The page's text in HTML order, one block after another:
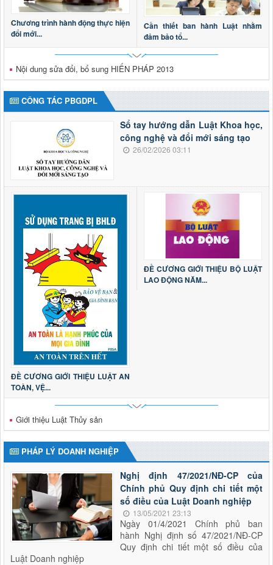
Chương trình hành động thực hiện
đổi mới...
Cần thiết ban hành Luật nhằm
đảm bảo tổ...
Nội dung sửa đổi, bổ sung HIẾN PHÁP 2013
CÔNG TÁC PBGDPL
Sổ tay hướng dẫn Luật Khoa học,
công nghệ và đổi mới sáng tạo
26/02/2026 03:11
ĐỀ CƯƠNG GIỚI THIỆU LUẬT AN
TOÀN, VỆ...
ĐỀ CƯƠNG GIỚI THIỆU BỘ LUẬT
LAO ĐỘNG NĂM...
Giới thiệu Luật Thủy sản
PHÁP LÝ DOANH NGHIỆP
Nghị định 47/2021/NĐ-CP của
Chính phủ Quy định chi tiết một
số điều của Luật Doanh nghiệp
13/05/2021 23:13
Ngày 01/4/2021 Chính phủ ban
hành Nghị định số 47/2021/NĐ-CP
Quy định chi tiết một số điều của
Luật Doanh nghiệp